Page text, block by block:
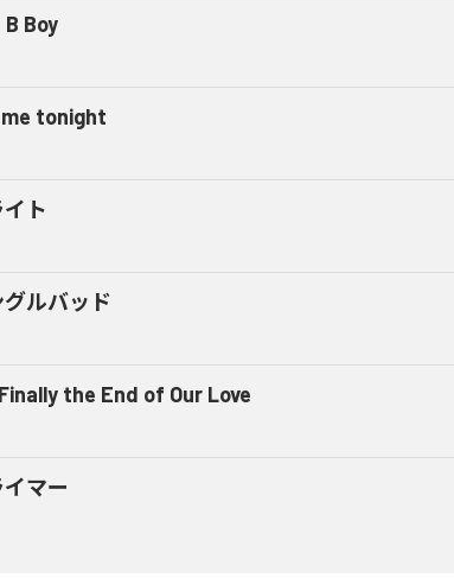
Boy
tonight
ト
ルバッド
the End of Our Love
マー